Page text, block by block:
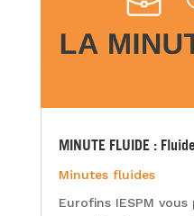
MINUTE FLUIDE :
Minutes fluides
Eurofins IESPM